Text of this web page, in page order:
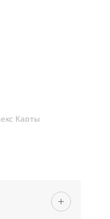
Карты